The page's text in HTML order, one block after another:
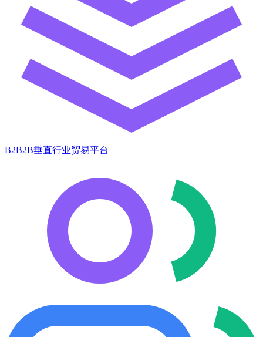
B2B2B垂直行业贸易平台